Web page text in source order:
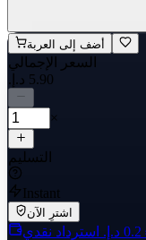
أضف إلى العربة
السعر الإجمالي
×
التسليم
Instant
اشترِ الآن
استرداد نقدي